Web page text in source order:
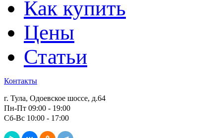
Как купить
Цены
Статьи
Контакты
г. Тула, Одоевское шоссе, д.64
Пн-Пт 09:00 - 19:00
Сб-Вс 10:00 - 17:00